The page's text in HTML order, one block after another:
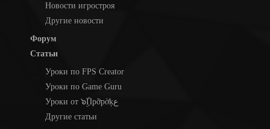
Новости игростроя
Другие новости
Форум
Статьи
Уроки по FPS Creator
Уроки по Game Guru
Уроки от ๖ۣۜПpỡpờķع
Другие статьи